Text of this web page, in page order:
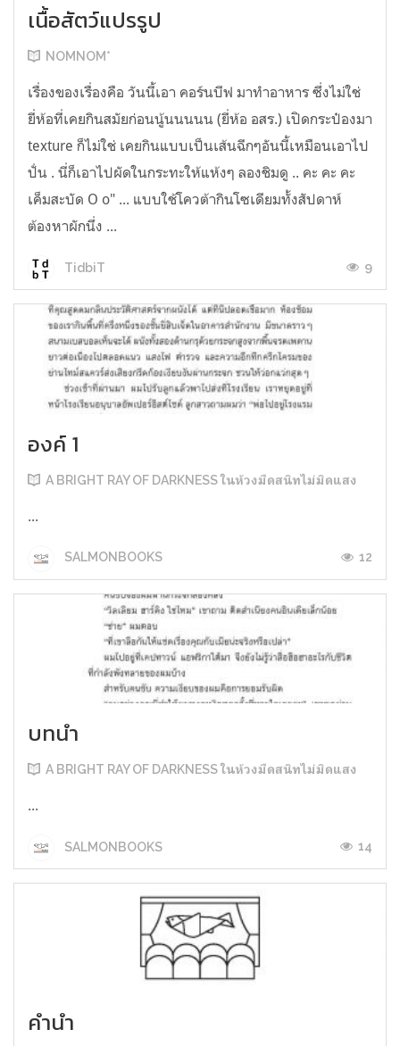
เนื้อสัตว์แปรรูป
NOMNOM*
เรื่องของเรื่องคือ วันนี้เอา คอร์นบีฟ มาทำอาหาร ซึ่งไม่ใช่
ยี่ห้อที่เคยกินสมัยก่อนนู้นนนนน (ยี่ห้อ อสร.) เปิดกระป๋องมา
texture ก็ไม่ใช่ เคยกินแบบเป็นเส้นฉีกๆอันนี้เหมือนเอาไป
ปั่น . นี่ก็เอาไปผัดในกระทะให้แห้งๆ ลองชิมดู .. คะ คะ คะ
เค็มสะบัด O o" ... แบบใช้โควต้ากินโซเดียมทั้งสัปดาห์
ต้องหาผักนึ่ง ...
TidbiT 9
องค์ 1
A BRIGHT RAY OF DARKNESS ในห้วงมืดสนิทไม่มิดแสง
...
SALMONBOOKS 12
บทนำ
A BRIGHT RAY OF DARKNESS ในห้วงมืดสนิทไม่มิดแสง
...
SALMONBOOKS 14
คำนำ